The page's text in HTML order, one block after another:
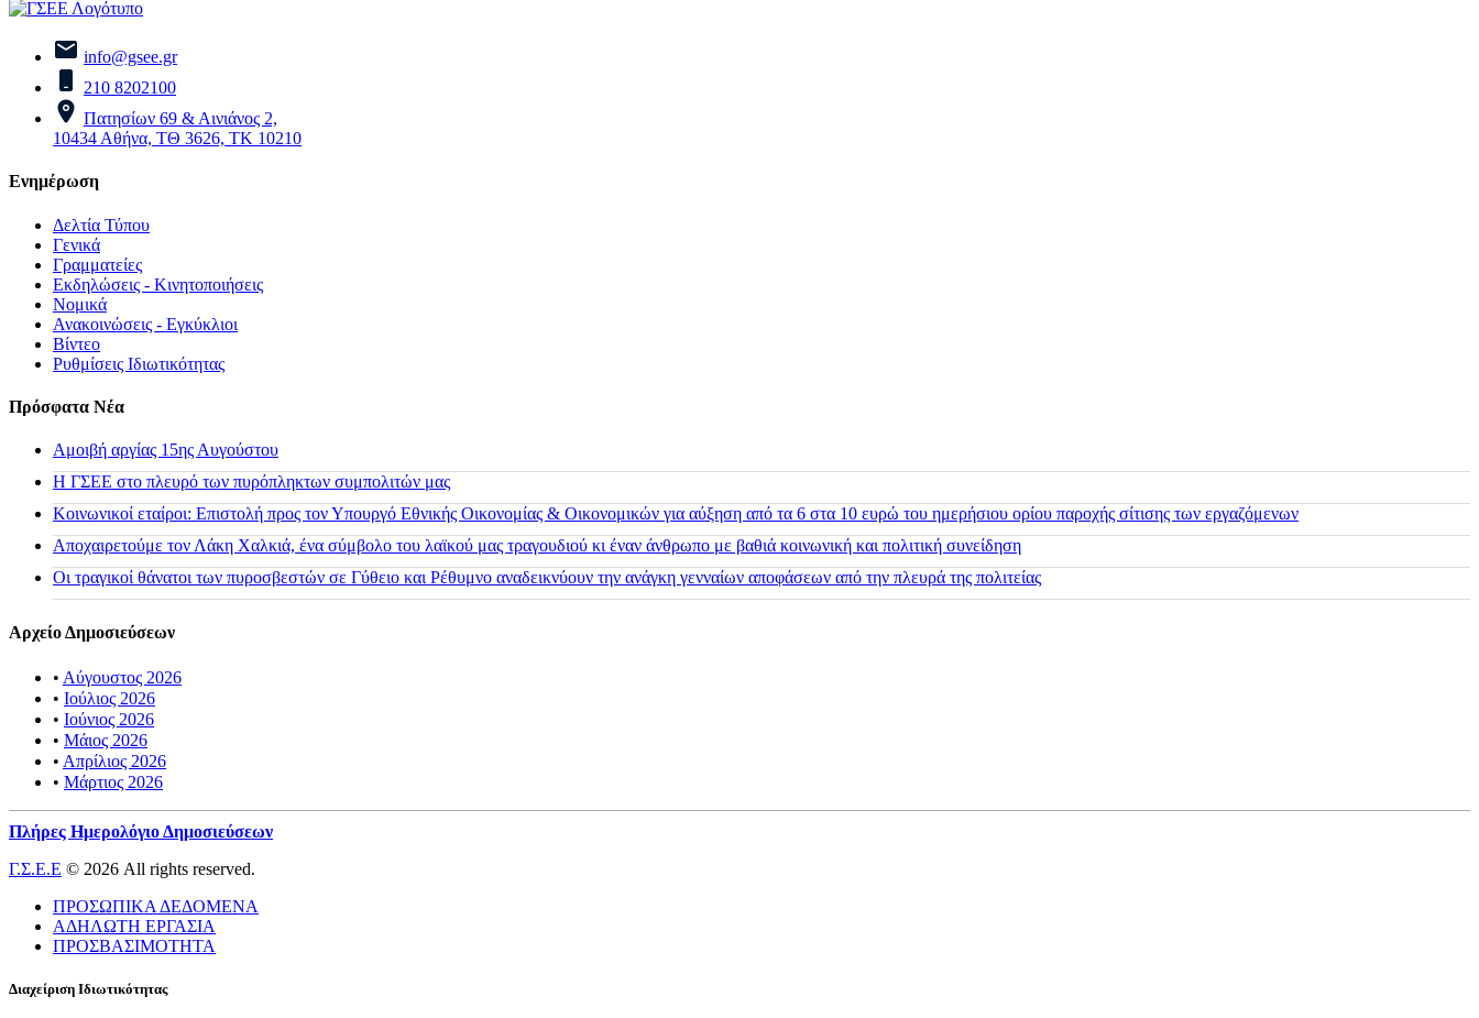
info@gsee.gr
210 8202100
Πατησίων 69 & Αινιάνος 2,
10434 Αθήνα, ΤΘ 3626, ΤΚ 10210
Ενημέρωση
Δελτία Τύπου
Γενικά
Γραμματείες
Εκδηλώσεις - Κινητοποιήσεις
Νομικά
Ανακοινώσεις - Εγκύκλιοι
Βίντεο
Ρυθμίσεις Ιδιωτικότητας
Πρόσφατα Νέα
Αμοιβή αργίας 15ης Αυγούστου
H ΓΣΕΕ στο πλευρό των πυρόπληκτων συμπολιτών μας
Κοινωνικοί εταίροι: Επιστολή προς τον Υπουργό Εθνικής Οικονομίας & Οικονομικών για αύξηση από τα 6 στα 10 ευρώ του ημερήσιου ορίου παροχής σίτισης των εργαζόμενων
Αποχαιρετούμε τον Λάκη Χαλκιά, ένα σύμβολο του λαϊκού μας τραγουδιού κι έναν άνθρωπο με βαθιά κοινωνική και πολιτική συνείδηση
Οι τραγικοί θάνατοι των πυροσβεστών σε Γύθειο και Ρέθυμνο αναδεικνύουν την ανάγκη γενναίων αποφάσεων από την πλευρά της πολιτείας
Αρχείο Δημοσιεύσεων
• Αύγουστος 2026
• Ιούλιος 2026
• Ιούνιος 2026
• Μάιος 2026
• Απρίλιος 2026
• Μάρτιος 2026
Πλήρες Ημερολόγιο Δημοσιεύσεων
Γ.Σ.Ε.Ε © 2026 All rights reserved.
ΠΡΟΣΩΠΙΚΑ ΔΕΔΟΜΕΝΑ
ΑΔΗΛΩΤΗ ΕΡΓΑΣΙΑ
ΠΡΟΣΒΑΣΙΜΟΤΗΤΑ
Διαχείριση Ιδιωτικότητας